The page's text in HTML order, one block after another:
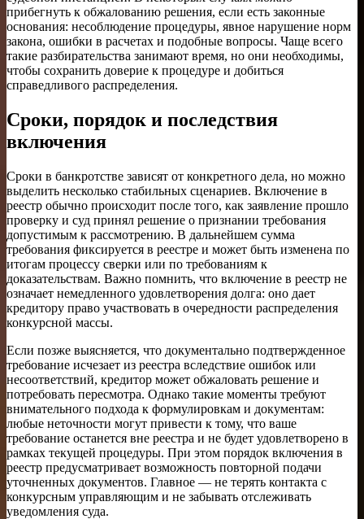
прибегнуть к обжалованию решения, если есть законные
основания: несоблюдение процедуры, явное нарушение норм
закона, ошибки в расчетах и подобные вопросы. Чаще всего
такие разбирательства занимают время, но они необходимы,
чтобы сохранить доверие к процедуре и добиться
справедливого распределения.
Сроки, порядок и последствия
включения
Сроки в банкротстве зависят от конкретного дела, но можно
выделить несколько стабильных сценариев. Включение в
реестр обычно происходит после того, как заявление прошло
проверку и суд принял решение о признании требования
допустимым к рассмотрению. В дальнейшем сумма
требования фиксируется в реестре и может быть изменена по
итогам процессу сверки или по требованиям к
доказательствам. Важно помнить, что включение в реестр не
означает немедленного удовлетворения долга: оно дает
кредитору право участвовать в очередности распределения
конкурсной массы.
Если позже выясняется, что документально подтвержденное
требование исчезает из реестра вследствие ошибок или
несоответствий, кредитор может обжаловать решение и
потребовать пересмотра. Однако такие моменты требуют
внимательного подхода к формулировкам и документам:
любые неточности могут привести к тому, что ваше
требование останется вне реестра и не будет удовлетворено в
рамках текущей процедуры. При этом порядок включения в
реестр предусматривает возможность повторной подачи
уточненных документов. Главное — не терять контакта с
конкурсным управляющим и не забывать отслеживать
уведомления суда.